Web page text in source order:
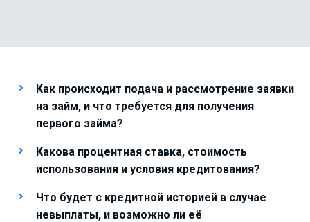
Как происходит подача и рассмотрение заявки
на займ, и что требуется для получения
первого займа?
Какова процентная ставка, стоимость
использования и условия кредитования?
Что будет с кредитной историей в случае
невыплаты, и возможно ли её